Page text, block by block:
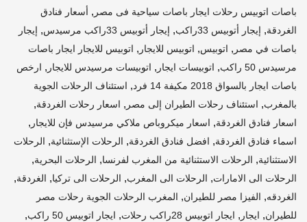
باصات اتوبيس رحلات ايجار باصات سياحية فى مصر , أسعار فنادق
الغردقة, إيجار أتوبيس 33راكب , إيجار أتوبيس 33راكب مرسيدس , إيجار
باصات في مصر , اتوبيس, اتوبيس للايجار , اتوبيس للايجار ايجار باصات
مرسيدس 50 راكب
, اتوبيسات ايجار , اتوبيسات مرسيدس للايجار , ارخص
باصات ايجار بالسواق 2018 مكيفة 14 فرد
, استئناف الرحلات الجوية
بالمغرب, استئناف رحلات الطيران إلى مصر , اسعار رحلات الغردقة,
اسعار فنادق الغردقة, اسعار ميكروباص ملاكي مرسيدس فإن للايجار ,
اسماء فنادق الغردقة, افضل فنادق الغردقة, الرحلات الإستثنائية, الرحلات
الاستثنائية, الرحلات الاستثنائية من المغرب لفرنسا, الرحلات البحرية,
الرحلات الى الامارات, الرحلات الى المغرب, الرحلات الى تركيا, الغردقة,
الغردقه, الفيزا مصر للطيران, المغرب الرحلات الجوية رحلات مصر
للطيران, ايجار , ايجار اتوبيس 28راكب رحلات , ايجار اتوبيس 50 راكب ,